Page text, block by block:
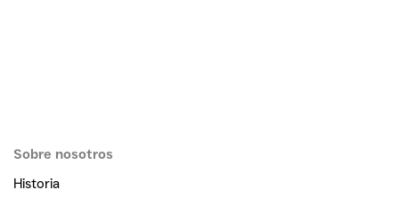
Sobre nosotros
Historia